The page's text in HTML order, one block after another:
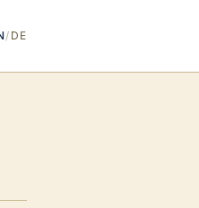
/ DE